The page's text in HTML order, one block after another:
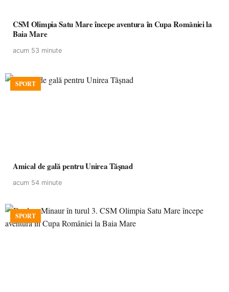
CSM Olimpia Satu Mare începe aventura în Cupa României la
Baia Mare
acum 53 minute
SPORT
Amical de gală pentru Unirea Tășnad
acum 54 minute
SPORT